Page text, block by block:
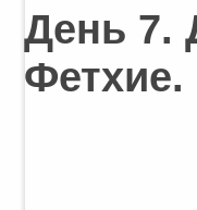
День 7.
Фетхие.